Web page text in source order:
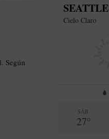
Según
SEATTLE
Cielo Claro
SÁB
27°